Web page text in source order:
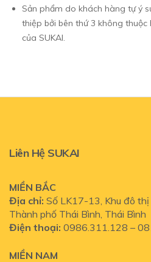
Sản phẩm do khách hàng tự ý
thiệp bởi bên thứ 3 không
của SUKAI.
Liên Hệ SUKAI
MIỀN BẮC
Địa chỉ: Số LK17-13, Khu đô thị
Thành phố Thái Bình, Thái Bình
Điện thoại: 0986.311.128 –
MIỀN NAM